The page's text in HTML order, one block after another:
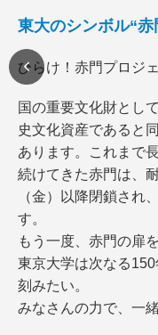
東大のシンボル“赤
ひらけ！赤門プロジ
国の重要文化財とし
史文化資産であると
あります。これまで
続けてきた赤門は、
（金）以降閉鎖され
す。
もう一度、赤門の扉
東京大学は次なる
刻みたい。
みなさんの力で、一